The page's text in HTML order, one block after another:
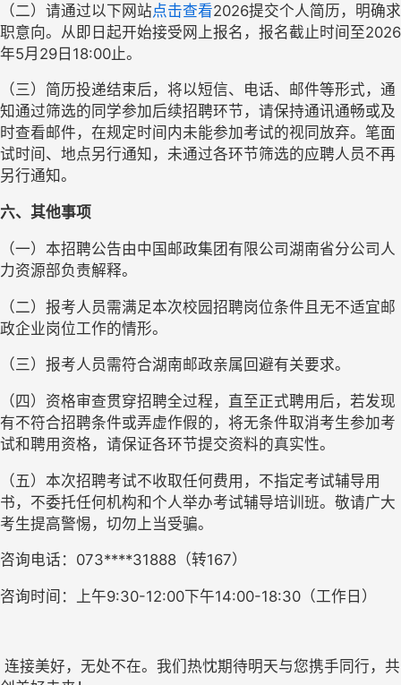
（二）请通过以下网站点击查看2026提交个人简历，明确求
职意向。从即日起开始接受网上报名，报名截止时间至2026
年5月 29日 18:00止。
（三）简历投递结束后，将以短信、电话、邮件等形式，通
知通过筛选的同学参加后续招聘环节，请保持通讯通畅或及
时查看邮件，在规定时间内未能参加考试的视同放弃。笔面
试时间、地点另行通知，未通过各环节筛选的应聘人员不再
另行通知。
六、其他事项
（一） 本招聘公告由中国邮政集团有限公司湖南省分公司人
力资源部负责解释。
（二） 报考人员需满足本次校园招聘岗位条件 且 无不适宜邮
政企业岗位工作的情形。
（三） 报考人员需符合湖南邮政亲属回避有关要求。
（四） 资格审查贯穿招聘全过程 ， 直至正式聘用后，若发现
有不符合招聘条件或弄虚作假的，将无条件取消考生参加考
试和聘用资格，请保证各环节提交资料的真实性。
（五） 本次招聘考试不收取任何费用，不指定考试辅导用
书，不委托任何机构和个人举办考试辅导培训班。敬请广大
考生提高警惕，切勿上当受骗。
咨询电话： 073****31888（转167）
咨询时间：上午9:30-12:00下午14:00-18:30（工作日）
连接美好，无处不在。我们热忱期待明天与您携手同行，共